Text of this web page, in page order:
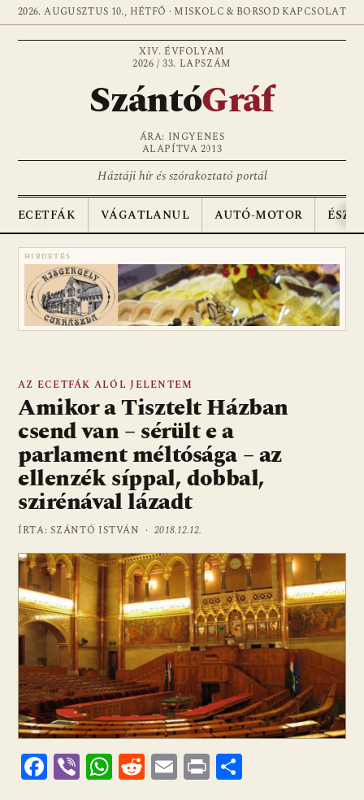
2026. AUGUSZTUS 10., HÉTFŐ · MISKOLC & BORSOD KAPCSOLAT
XIV. ÉVFOLYAM
2026 / 33. LAPSZÁM
SzántóGráf
ÁRA: INGYENES
ALAPÍTVA 2013
Háztáji hír és szórakoztató portál
ECETFÁK VÁGATLANUL AUTÓ-MOTOR
HIRDETÉS
AZ ECETFÁK ALÓL JELENTEM
Amikor a Tisztelt Házban
csend van – sérült e a
parlament méltósága – az
ellenzék síppal, dobbal,
szirénával lázadt
ÍRTA: SZÁNTÓ ISTVÁN ·2018.12.12.
F Vi W R E Pr